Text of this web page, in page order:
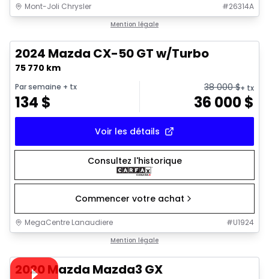
Mont-Joli Chrysler #26314A
Mention légale
2024 Mazda CX-50 GT w/Turbo
75 770 km
Par semaine + tx
134 $
38 000$+ tx
36 000$
Voir les détails
Consultez l'historique
Commencer votre achat
MegaCentre Lanaudiere #U1924
Mention légale
Vidéo disponible
2020 Mazda Mazda3 GX